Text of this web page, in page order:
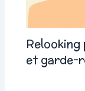
Relooking
et garde-